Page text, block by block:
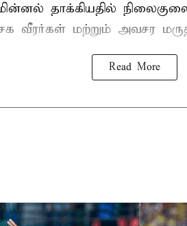
தாக்கியதில்
சக வீரர்கள் மற்றும் அவசர
Read More